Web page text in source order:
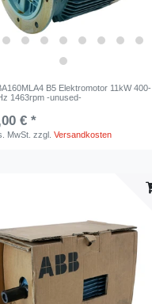
B5 Elektromotor 11kW 400-
1463rpm -unused-
€ *
MwSt. zzgl.Versandkosten